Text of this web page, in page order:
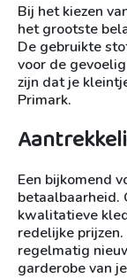
Bij het kiezen
het grootste
De gebruikte
voor de
zijn dat je
Primark.
Een bijkomend
betaalbaarheid.
kwalitatieve
redelijke
regelmatig
garderobe van